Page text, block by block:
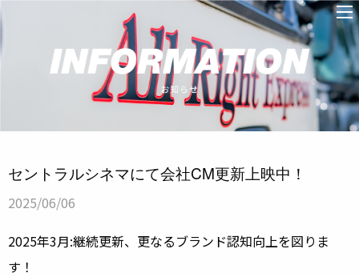
セントラルシネマにて会社CM更新上映中！
2025/06/06
2025年3月:継続更新、更なるブランド認知向上を図りま
す！